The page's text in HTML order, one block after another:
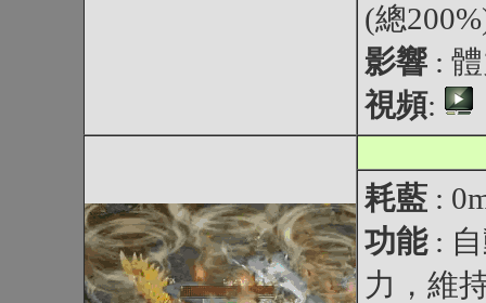
(總
影響 :
視頻:
耗藍 :
功能 :
力，維